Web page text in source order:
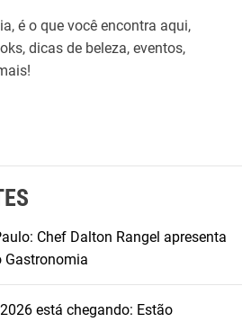
é o que você encontra aqui,
dicas de beleza, eventos,
Chef Dalton Rangel apresenta
Gastronomia
está chegando: Estão